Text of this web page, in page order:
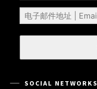
SOCIAL NETWORKS